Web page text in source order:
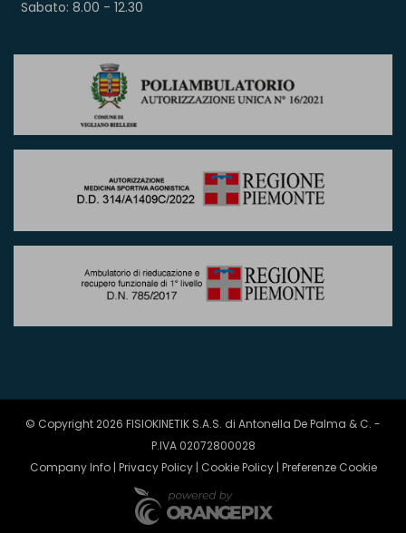
Sabato: 8.00 - 12.30
© Copyright 2026 FISIOKINETIK S.A.S. di Antonella De Palma & C. -
P.IVA 02072800028
Company Info| Privacy Policy| Cookie Policy| Preferenze Cookie